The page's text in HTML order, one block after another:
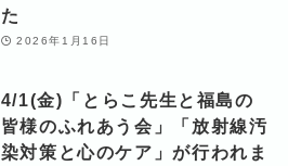
た
2026年1月16日
4/1(金)「とらこ先生と福島の
皆様のふれあう会」「放射線汚
染対策と心のケア」が行われま